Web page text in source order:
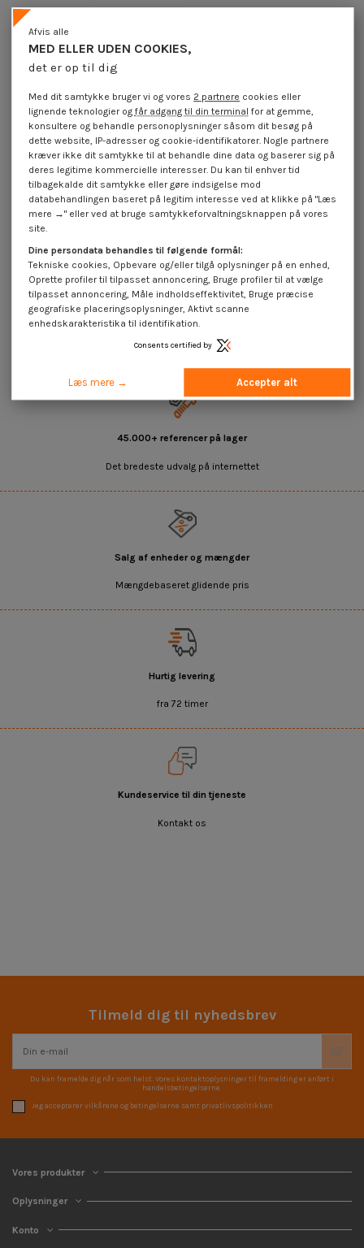
Blindnittemøtrikker faldt hived
M5X14 GOFIX ACPSH30 elforzinket
4,25 €inkl. moms
Møtrik nitte faldt hived GOFIX ACPHS
45.000+ referencer på lager
Det bredeste udvalg på internettet
Salg af enheder og mængder
Mængdebaseret glidende pris
Hurtig levering
fra 72 timer
Kundeservice til din tjeneste
Kontakt os
Tilmeld dig til nyhedsbrev
Du kan framelde dig når som helst. Vores kontaktoplysninger til framelding er anført i
handelsbetingelserne.
Jeg accepterer vilkårene og betingelserne samt privatlivspolitikken
Vores produkter
Oplysninger
Konto
MED ELLER UDEN COOKIES,
det er op til dig
Afvis alle
Med dit samtykke bruger vi og vores 2 partnere cookies eller
lignende teknologier ogfår adgang til din terminal for at gemme,
konsultere og behandle personoplysninger såsom dit besøg på
dette website, IP-adresser og cookie-identifikatorer. Nogle partnere
kræver ikke dit samtykke til at behandle dine data og baserer sig på
deres legitime kommercielle interesser. Du kan til enhver tid
tilbagekalde dit samtykke eller gøre indsigelse mod
databehandlingen baseret på legitim interesse ved at klikke på "Læs
mere →" eller ved at bruge samtykkeforvaltningsknappen på vores
site.
Dine persondata behandles til følgende formål:
Tekniske cookies, Opbevare og/eller tilgå oplysninger på en enhed,
Oprette profiler til tilpasset annoncering, Bruge profiler til at vælge
tilpasset annoncering, Måle indholdseffektivitet, Bruge præcise
geografiske placeringsoplysninger, Aktivt scanne
enhedskarakteristika til identifikation.
Consents certified by
Læs mere → Accepter alt